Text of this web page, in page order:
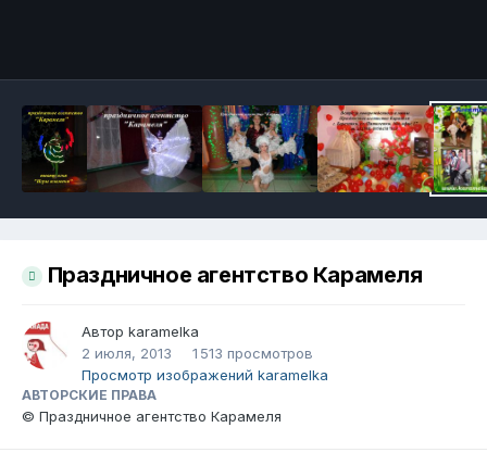
Праздничное агентство Карамеля
Автор karamelka
2 июля, 2013
1 513 просмотров
Просмотр изображений karamelka
АВТОРСКИЕ ПРАВА
© Праздничное агентство Карамеля